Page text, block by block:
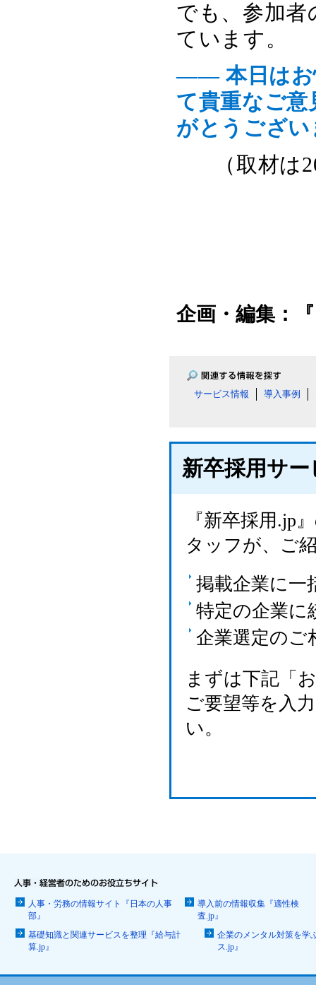
でも、参加
ています。
―― 本日はお
て貴重なご
がとうござ
（取材
企画・編集：
サービス情報 導入事例
新卒採用サ
『新卒採用.jp
タッフが、ご
掲載企業に一
特定の企業に
企業選定のご
まずは下記「
ご要望等を入
い。
人事・労務の情報サイト『日本の人事
部』
導入前の情報収集『適性検
査.jp』
基礎知識と関連サービスを整理『給与計
算.jp』
企業のメンタル対策を学
ス.jp』